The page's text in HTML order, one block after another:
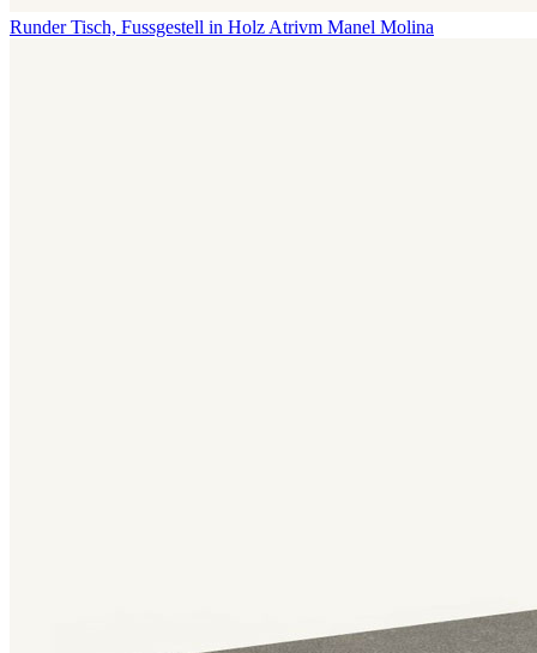
Runder Tisch, Fussgestell in Holz Atrivm Manel Molina